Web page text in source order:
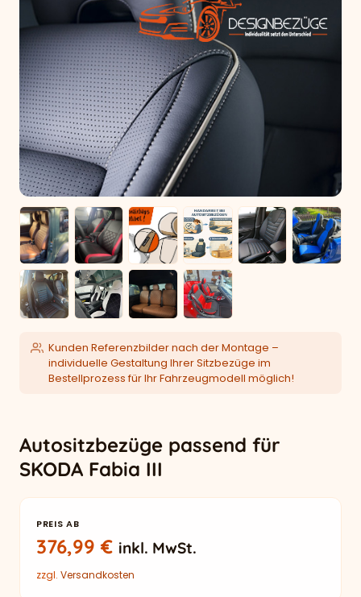
Kunden Referenzbilder nach der Montage –
individuelle Gestaltung Ihrer Sitzbezüge im
Bestellprozess für Ihr Fahrzeugmodell möglich!
Autositzbezüge passend für
SKODA Fabia III
PREIS AB
376,99€ inkl. MwSt.
zzgl. Versandkosten